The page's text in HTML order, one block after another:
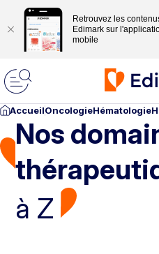
Retrouvez les
Edimark sur
mobile
AccueilOncologieHématologie
Nos
à Z